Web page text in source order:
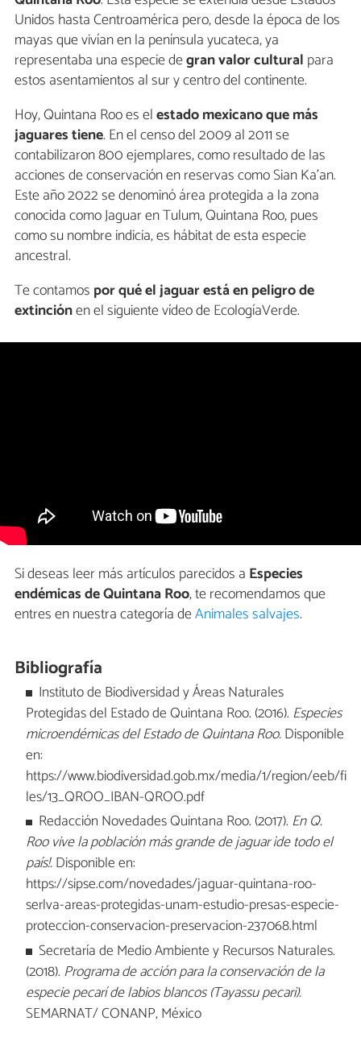
Unidos hasta Centroamérica pero, desde la época de los
mayas que vivían en la península yucateca, ya
representaba una especie degran valor cultural para
estos asentamientos al sur y centro del continente.
Hoy, Quintana Roo es elestado mexicano que más
jaguares tiene. En el censo del 2009 al 2011 se
contabilizaron 800 ejemplares, como resultado de las
acciones de conservación en reservas como Sian Ka’an.
Este año 2022 se denominó área protegida a la zona
conocida como Jaguar en Tulum, Quintana Roo, pues
como su nombre indicia, es hábitat de esta especie
ancestral.
Te contamos por qué el jaguar está en peligro de
extinciónen el siguiente vídeo de EcologíaVerde.
Si deseas leer más artículos parecidos a Especies
endémicas de Quintana Roo, te recomendamos que
entres en nuestra categoría deAnimales salvajes.
Bibliografía
Instituto de Biodiversidad y Áreas Naturales
Protegidas del Estado de Quintana Roo. (2016). Especies
microendémicas del Estado de Quintana Roo.Disponible
en:
https://www.biodiversidad.gob.mx/media/1/region/eeb/fi
les/13_QROO_IBAN-QROO.pdf
Redacción Novedades Quintana Roo. (2017). En Q.
Roo vive la población más grande de jaguar ¡de todo el
país!.Disponible en:
https://sipse.com/novedades/jaguar-quintana-roo-
serlva-areas-protegidas-unam-estudio-presas-especie-
proteccion-conservacion-preservacion-237068.html
Secretaría de Medio Ambiente y Recursos Naturales.
(2018). Programa de acción para la conservación de la
especie pecarí de labios blancos (Tayassu pecari).
SEMARNAT/ CONANP, México